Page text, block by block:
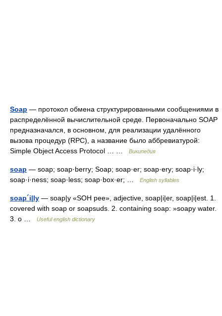
Soap — протокол обмена структурированными сообщениями в
распределённой вычислительной среде. Первоначально SOAP
предназначался, в основном, для реализации удалённого
вызова процедур (RPC), а название было аббревиатурой:
Simple Object Access Protocol … …
Википедия
soap — soap; soap·berry; Soap; soap·er; soap·ery; soap·i·ly;
soap·i·ness; soap·less; soap·box·er; …
English syllables
soap´i|ly — soap|y «SOH pee», adjective, soap|i|er, soap|i|est. 1.
covered with soap or soapsuds. 2. containing soap: »soapy water.
3. o …
Useful english dictionary